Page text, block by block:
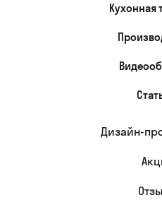
Кухонная
Дизайн-